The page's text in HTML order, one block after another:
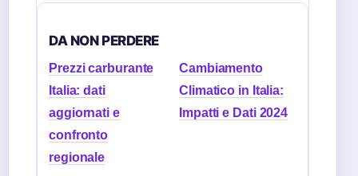
DA NON PERDERE
Prezzi carburante
Italia: dati
aggiornati e
confronto
regionale
Cambiamento
Climatico in Italia:
Impatti e Dati 2024